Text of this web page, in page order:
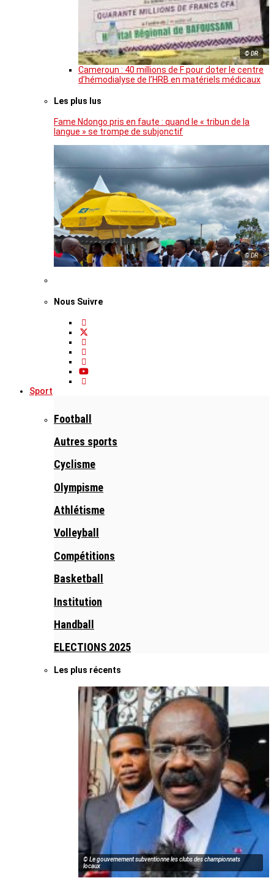
© DR
Cameroun : 40 millions de F pour doter le centre
d’hémodialyse de l’HRB en matériels médicaux
Les plus lus
Fame Ndongo pris en faute : quand le « tribun de la
langue » se trompe de subjonctif
© DR
Nous Suivre
Sport
Football
Autres sports
Cyclisme
Olympisme
Athlétisme
Volleyball
Compétitions
Basketball
Institution
Handball
ELECTIONS 2025
Les plus récents
© Le gouvernement subventionne les clubs des championnats
locaux